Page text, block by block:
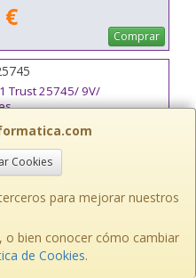
€
Comprar
Trust 25745/ 9V/
Negra
Cookies
para mejorar nuestros
o bien conocer cómo cambiar
de Cookies.